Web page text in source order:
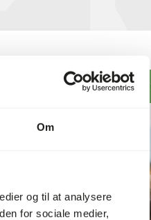
Om
og til at analysere
for sociale medier,